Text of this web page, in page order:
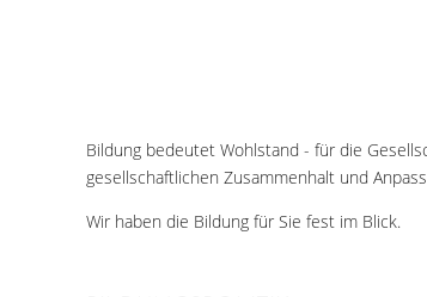
Bildung bedeutet Wohlstand - für die
gesellschaftlichen Zusammenhalt und
Wir haben die Bildung für Sie fest im Blick.